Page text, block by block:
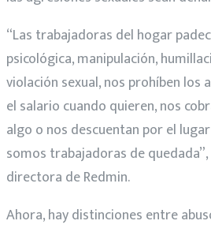
“Las trabajadoras del hogar
psicológica, manipulación,
violación sexual, nos prohíben los
el salario cuando quieren, nos
algo o nos descuentan por el
somos trabajadoras de
directora de Redmin.
Ahora, hay distinciones entre